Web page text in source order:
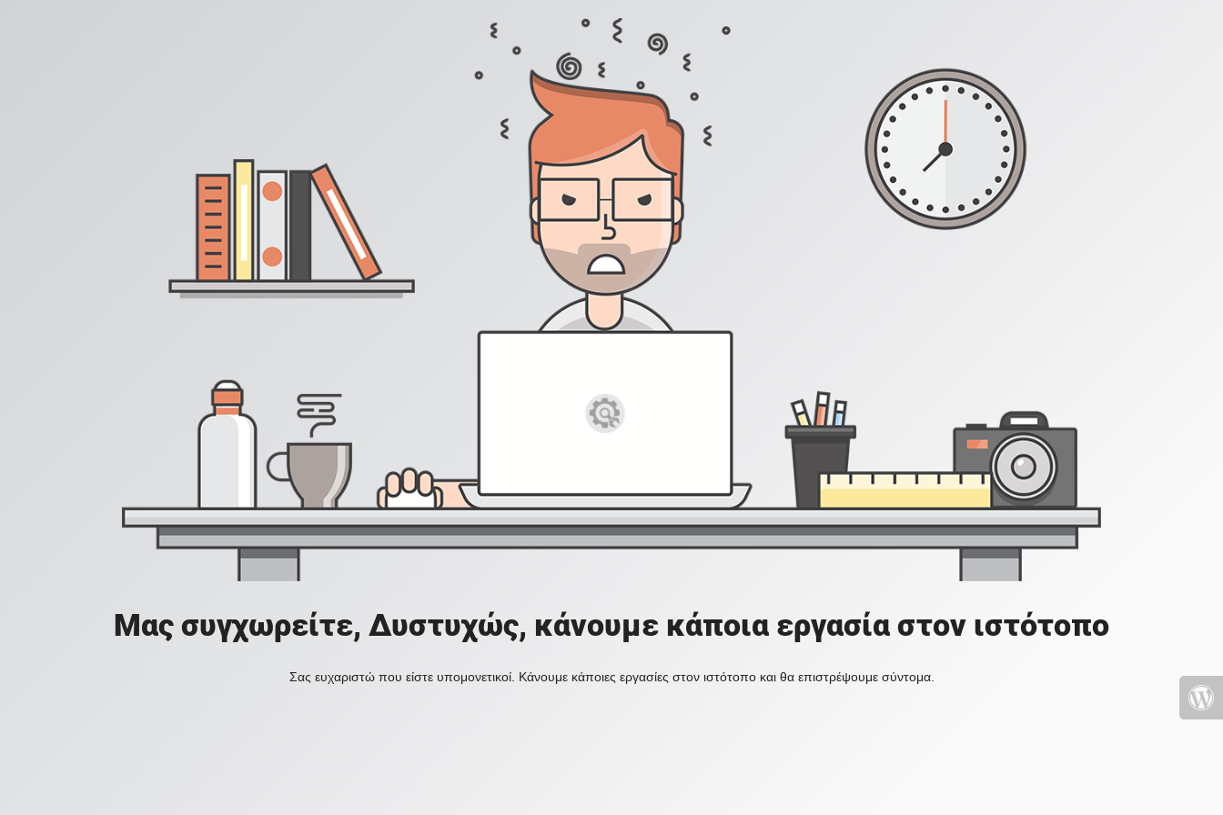
Μας συγχωρείτε, Δυστυχώς, κάνουμε κάποια εργασία στον ιστότοπο
Σας ευχαριστώ που είστε υπομονετικοί. Κάνουμε κάποιες εργασίες στον ιστότοπο και θα επιστρέψουμε σύντομα.